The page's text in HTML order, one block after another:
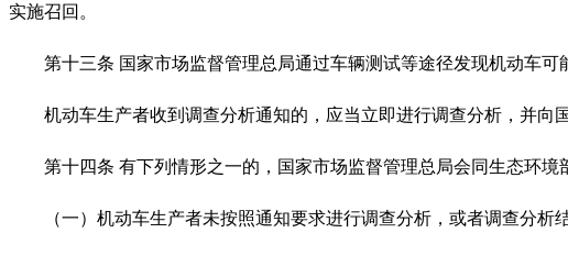
实施召回。
第十三条 国家市场监督管理总局通过车辆测试等途径发现机动车
机动车生产者收到调查分析通知的，应当立即进行调查分析，并向
第十四条 有下列情形之一的，国家市场监督管理总局会同生态环
（一）机动车生产者未按照通知要求进行调查分析，或者调查分析